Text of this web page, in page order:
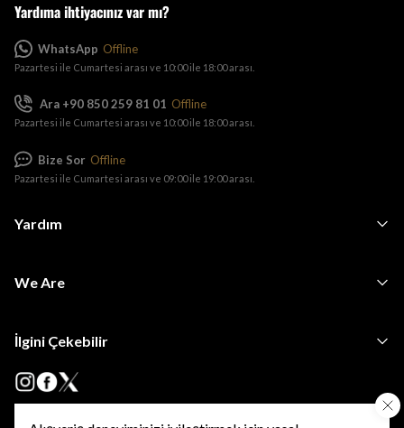
Yardım
We Are
İlgini Çekebilir
Yardıma ihtiyacınız var mı?
WhatsApp Offline
Pazartesi ile Cumartesi arası ve 10:00 ile 18:00 arası.
Ara +90 850 259 81 01 Offline
Pazartesi ile Cumartesi arası ve 10:00 ile 18:00 arası.
Bize Sor Offline
Pazartesi ile Cumartesi arası ve 09:00 ile 19:00 arası.